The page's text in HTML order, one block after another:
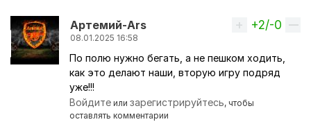
Артемий-Ars
08.01.2025 16:58
Вверх
+2/-0
По полю нужно бегать, а не пешком ходить,
как это делают наши, вторую игру подряд
уже!!!
Войдите илизарегистрируйтесь, чтобы
оставлять комментарии